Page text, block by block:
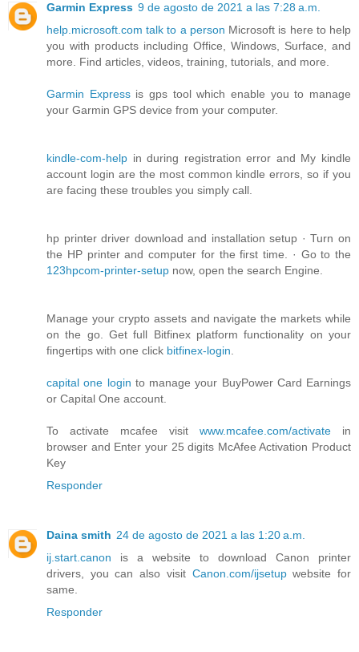
Garmin Express 9 de agosto de 2021 a las 7:28 a.m.
help.microsoft.com talk to a person Microsoft is here to help
you with products including Office, Windows, Surface, and
more. Find articles, videos, training, tutorials, and more.
Garmin Expressis gps tool which enable you to manage
your Garmin GPS device from your computer.
kindle-com-help in during registration error and My kindle
account login are the most common kindle errors, so if you
are facing these troubles you simply call.
hp printer driver download and installation setup · Turn on
the HP printer and computer for the first time. · Go to the
123hpcom-printer-setup now, open the search Engine.
Manage your crypto assets and navigate the markets while
on the go. Get full Bitfinex platform functionality on your
fingertips with one click bitfinex-login
capital one login to manage your BuyPower Card Earnings
or Capital One account.
To activate mcafee visit www.mcafee.com/activate in
browser and Enter your 25 digits McAfee Activation Product
Key
Responder
Daina smith 24 de agosto de 2021 a las 1:20 a.m.
ij.start.canon is a website to download Canon printer
drivers, you can also visit Canon.com/ijsetupwebsite for
same.
Responder